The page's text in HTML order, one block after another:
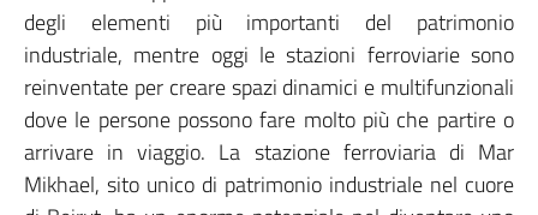
degli elementi più importanti del patrimonio
industriale, mentre oggi le stazioni ferroviarie sono
reinventate per creare spazi dinamici e multifunzionali
dove le persone possono fare molto più che partire o
arrivare in viaggio. La stazione ferroviaria di Mar
Mikhael, sito unico di patrimonio industriale nel cuore